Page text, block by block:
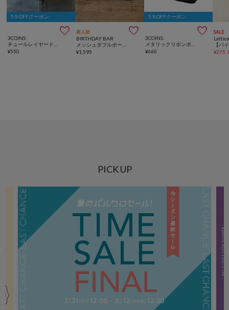
5％OFFクーポン

3COINS
¥550
再入荷 
BIRTHDAY BAR
¥1,595
5％OFFクーポン

3COINS
¥660
SALE
¥275
PICK UP